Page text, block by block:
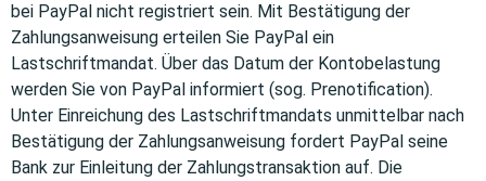
bei PayPal nicht registriert sein. Mit Bestätigung der
Zahlungsanweisung erteilen Sie PayPal ein
Lastschriftmandat. Über das Datum der Kontobelastung
werden Sie von PayPal informiert (sog. Prenotification).
Unter Einreichung des Lastschriftmandats unmittelbar nach
Bestätigung der Zahlungsanweisung fordert PayPal seine
Bank zur Einleitung der Zahlungstransaktion auf. Die